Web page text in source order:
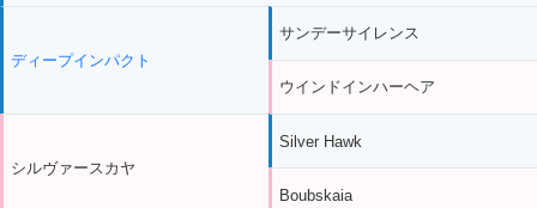
ディープインパクト
シルヴァースカヤ
サンデーサイレンス
ウインドインハーヘア
Silver Hawk
Boubskaia